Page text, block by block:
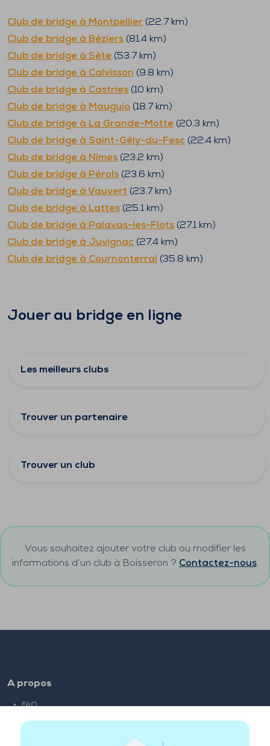
Club de bridge à Montpellier (22.7 km)
Club de bridge à Béziers (81.4 km)
Club de bridge à Sète (53.7 km)
Club de bridge à Calvisson (9.8 km)
Club de bridge à Castries (10 km)
Club de bridge à Mauguio (18.7 km)
Club de bridge à La Grande-Motte (20.3 km)
Club de bridge à Saint-Gély-du-Fesc (22.4 km)
Club de bridge à Nîmes (23.2 km)
Club de bridge à Pérols (23.6 km)
Club de bridge à Vauvert (23.7 km)
Club de bridge à Lattes (25.1 km)
Club de bridge à Palavas-les-Flots (27.1 km)
Club de bridge à Juvignac (27.4 km)
Club de bridge à Cournonterral (35.8 km)
Jouer au bridge en ligne
Les meilleurs clubs
Trouver un partenaire
Trouver un club
Vous souhaitez ajouter votre club ou modifier les
informations d’un club à Boisseron ? Contactez-nous.
A propos
FAQ
Liens partenaires